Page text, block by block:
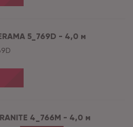
5_769D - 4,0 м
4_766M - 4,0 м